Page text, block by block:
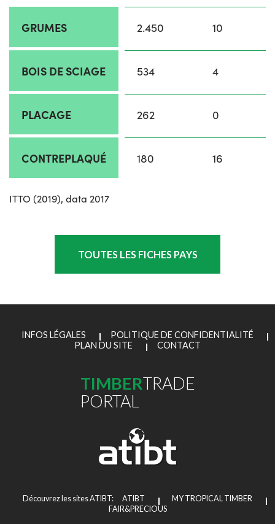
GRUMES 2.450 10
BOIS DE SCIAGE 534 4
PLACAGE 262 0
CONTREPLAQUÉ 180 16
ITTO (2019), data 2017
TOUTES LES FICHES PAYS
INFOS LÉGALES
POLITIQUE DE CONFIDENTIALITÉ
PLAN DU SITE
CONTACT
TIMBERTRADE
PORTAL
Découvrez les sites ATIBT: ATIBT
MY TROPICAL TIMBER
FAIR&PRECIOUS